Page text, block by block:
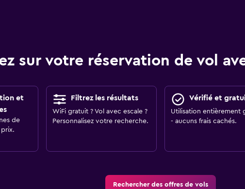
sur votre réservation de vol
et
de
Filtrez les résultats
WiFi gratuit ? Vol avec escale ?
Personnalisez votre recherche.
Vérifié et
Utilisation entièrement
- aucuns frais cachés.
Rechercher des offres de vols